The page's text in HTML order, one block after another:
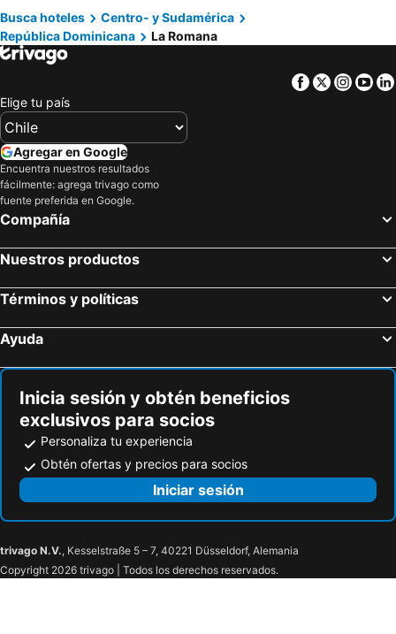
Hoteles en Isla de Pascua
Hoteles en Asunción
Hoteles en Cerdeña
Hoteles en Curicó
Hoteles en Jamaica
Hoteles en Lacio
Hoteles en Región de Arica y Parinacota
Hoteles en Colombia
Hoteles en Andalucía
Hoteles en Prefectura Tokio
Busca hoteles
Centro- y Sudamérica
República Dominicana
La Romana
Facebook
Twitter
Elige tu país
Agregar en Google
Encuentra nuestros resultados
fácilmente: agrega trivago como
fuente preferida en Google.
Compañía
Nuestros productos
Términos y políticas
Ayuda
Inicia sesión y obtén beneficios
exclusivos para socios
Personaliza tu experiencia
Obtén ofertas y precios para socios
Iniciar sesión
trivago N.V., Kesselstraße 5 – 7, 40221 Düsseldorf, Alemania
Copyright 2026 trivago | Todos los derechos reservados.